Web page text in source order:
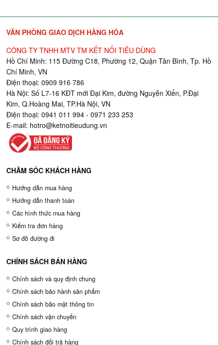
VĂN PHÒNG GIAO DỊCH HÀNG HÓA
CÔNG TY TNHH MTV TM KẾT NỐI TIÊU DÙNG
Hồ Chí Minh: 115 Đường C18, Phường 12, Quận Tân Bình, Tp. Hồ
Chí Minh, VN
Điện thoại: 0909 916 786
Hà Nội: Số L7-16 KĐT mới Đại Kim, đường Nguyễn Xiển, P.Đại
Kim, Q.Hoàng Mai, TP.Hà Nội, VN
Điện thoại: 0941 011 994 - 0971 233 253
E-mail: hotro@ketnoitieudung.vn
CHĂM SÓC KHÁCH HÀNG
Hướng dẫn mua hàng
Hướng dẫn thanh toán
Các hình thức mua hàng
Kiểm tra đơn hàng
Sơ đồ đường đi
CHÍNH SÁCH BÁN HÀNG
Chính sách và quy định chung
Chính sách bảo hành sản phẩm
Chính sách bảo mật thông tin
Chính sách vận chuyển
Quy trình giao hàng
Chính sách đổi trả hàng